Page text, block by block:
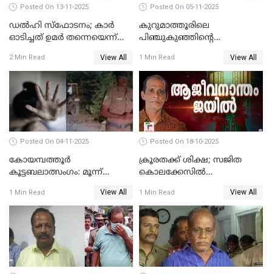
Posted On 13-11-2025
ഡല്‍ഹി സ്‌ഫോടനം; കാര്‍
ഓടിച്ചത് ഉമര്‍ തന്നെയെന്ന്
പരിശോധനാഫലം
2 Min Read View All
Posted On 05-11-2025
കുറുമാത്തൂരിലെ
പിഞ്ചുകുഞ്ഞിന്റെ
അറസ്റ്റില്‍
1 Min Read View All
Posted On 04-11-2025
കോയമ്പത്തൂർ
കൂട്ടബലാത്സംഗം: മൂന്ന്
1 Min Read View All
Posted On 18-10-2025
ക്രൂരതക്ക് ശിക്ഷ; സജിത
കൊലക്കേസില്‍
ഇരട്ടജീവപര്യന്തം
1 Min Read View All